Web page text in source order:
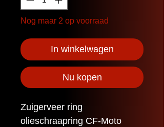
Nog maar 2 op voorraad
In winkelwagen
Nu kopen
Zuigerveer ring
olieschraapring CF-Moto